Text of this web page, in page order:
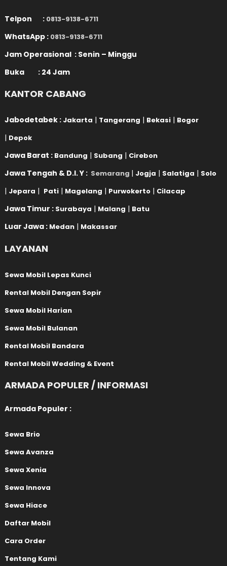
Telpon : 0813-9138-6711
WhatsApp : 0813-9138-6711
Jam Operasional : Senin – Minggu
Buka : 24 Jam
KANTOR CABANG
Jabodetabek : Jakarta | Tangerang | Bekasi | Bogor
| Depok
Jawa Barat : Bandung | Subang | Cirebon
Jawa Tengah & D.I. Y : Semarang | Jogja | Salatiga | Solo
| Jepara | Pati | Magelang | Purwokerto | Cilacap
Jawa Timur : Surabaya | Malang | Batu
Luar Jawa : Medan | Makassar
LAYANAN
Sewa Mobil Lepas Kunci
Rental Mobil Dengan Sopir
Sewa Mobil Harian
Sewa Mobil Bulanan
Rental Mobil Bandara
Rental Mobil Wedding & Event
ARMADA POPULER / INFORMASI
Armada Populer :
Sewa Brio
Sewa Avanza
Sewa Xenia
Sewa Innova
Sewa Hiace
Daftar Mobil
Cara Order
Tentang Kami